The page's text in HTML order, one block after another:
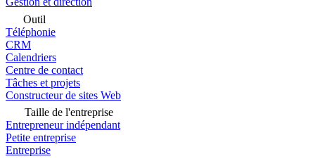
Outil
Téléphonie
CRM
Calendriers
Centre de contact
Tâches et projets
Constructeur de sites Web
Taille de l'entreprise
Entrepreneur indépendant
Petite entreprise
Entreprise